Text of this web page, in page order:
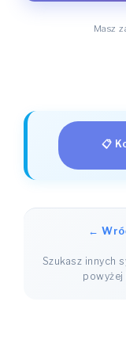
Masz
📋
←
Szukasz innych